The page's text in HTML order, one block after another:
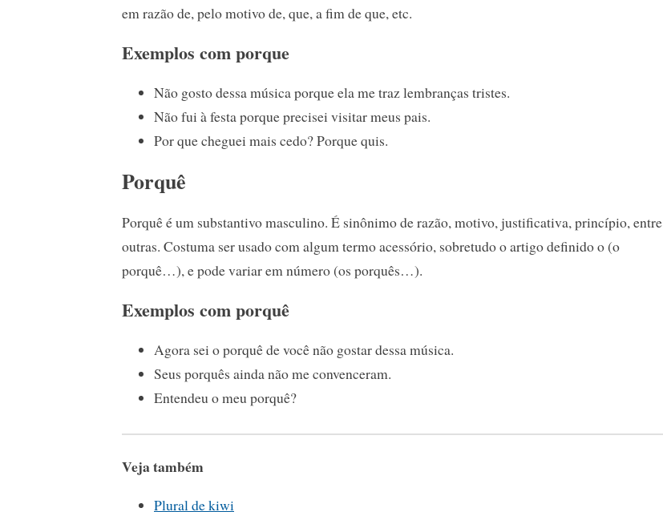
em razão de, pelo motivo de, que, a fim de que, etc.
Exemplos com porque
Não gosto dessa música porque ela me traz lembranças tristes.
Não fui à festa porque precisei visitar meus pais.
Por que cheguei mais cedo? Porque quis.
Porquê
Porquê é um substantivo masculino. É sinônimo de razão, motivo, justificativa, princípio, entre
outras. Costuma ser usado com algum termo acessório, sobretudo o artigo definido o (o
porquê…), e pode variar em número (os porquês…).
Exemplos com porquê
Agora sei o porquê de você não gostar dessa música.
Seus porquês ainda não me convenceram.
Entendeu o meu porquê?
Veja também
Plural de kiwi